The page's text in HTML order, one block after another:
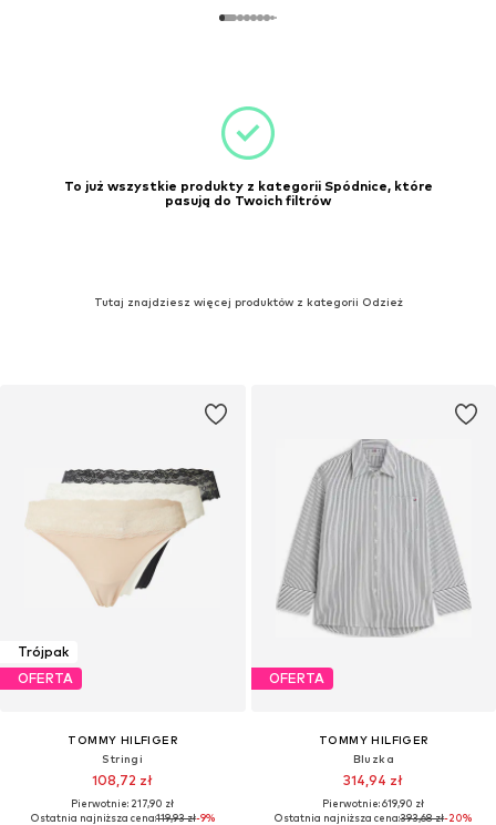
To już wszystkie produkty z kategorii Spódnice, które
pasują do Twoich filtrów
Tutaj znajdziesz więcej produktów z kategorii Odzież
Trójpak
OFERTA
TOMMY HILFIGER
Stringi
108,72 zł
Pierwotnie: 217,90 zł
Ostatnia najniższa cena:119,93 zł-9%
OFERTA
TOMMY HILFIGER
Bluzka
314,94 zł
Pierwotnie: 619,90 zł
Ostatnia najniższa cena:393,68 zł-20%